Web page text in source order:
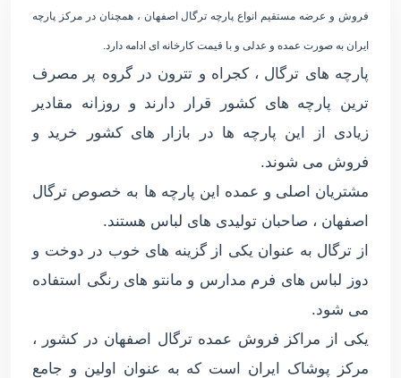
فروش و عرضه مستقیم انواع پارچه ترگال اصفهان ، همچنان در مرکز پارچه
ایران به صورت عمده و عدلی و با قیمت کارخانه ای ادامه دارد.
پارچه های ترگال ، کجراه و تترون در گروه پر مصرف
ترین پارچه های کشور قرار دارند و روزانه مقادیر
زیادی از این پارچه ها در بازار های کشور خرید و
فروش می شوند.
مشتریان اصلی و عمده این پارچه ها به خصوص ترگال
اصفهان ، صاحبان تولیدی های لباس هستند.
از ترگال به عنوان یکی از گزینه های خوب در دوخت و
دوز لباس های فرم مدارس و مانتو های رنگی استفاده
می شود.
یکی از مراکز فروش عمده ترگال اصفهان در کشور ،
مرکز پوشاک ایران است که به عنوان اولین و جامع